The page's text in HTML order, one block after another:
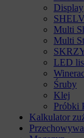
Display
Multi
Multi
LED
Śruby
Klej
Próbki
Kalkulator